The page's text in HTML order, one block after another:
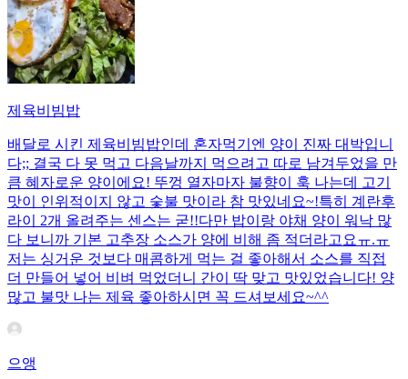
제육비빔밥
배달로 시킨 제육비빔밥인데 혼자먹기엔 양이 진짜 대박입니
다;; 결국 다 못 먹고 다음날까지 먹으려고 따로 남겨두었을 만
큼 혜자로운 양이에요! 뚜껑 열자마자 불향이 훅 나는데 고기
맛이 인위적이지 않고 숯불 맛이라 참 맛있네요~!특히 계란후
라이 2개 올려주는 센스는 굳!! ​다만 밥이랑 야채 양이 워낙 많
다 보니까 기본 고추장 소스가 양에 비해 좀 적더라고요ㅠ.ㅠ
저는 싱거운 것보다 매콤하게 먹는 걸 좋아해서 소스를 직접
더 만들어 넣어 비벼 먹었더니 간이 딱 맞고 맛있었습니다! 양
많고 불맛 나는 제육 좋아하시면 꼭 드셔보세요~^^
으앵